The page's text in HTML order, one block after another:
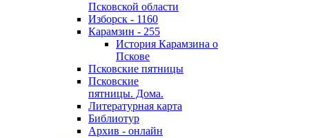
Псковской области
Изборск - 1160
Карамзин - 255
История Карамзина о
Пскове
Псковские пятницы
Псковские
пятницы. Дома.
Литературная карта
Библиотур
Архив - онлайн